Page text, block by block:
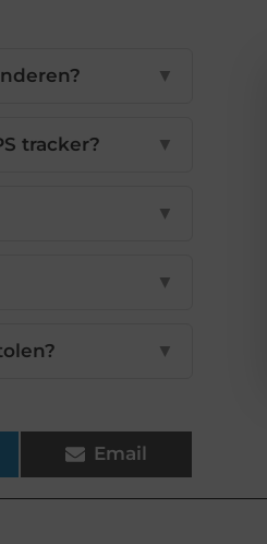
▼
tracker? ▼
▼
▼
▼
Email